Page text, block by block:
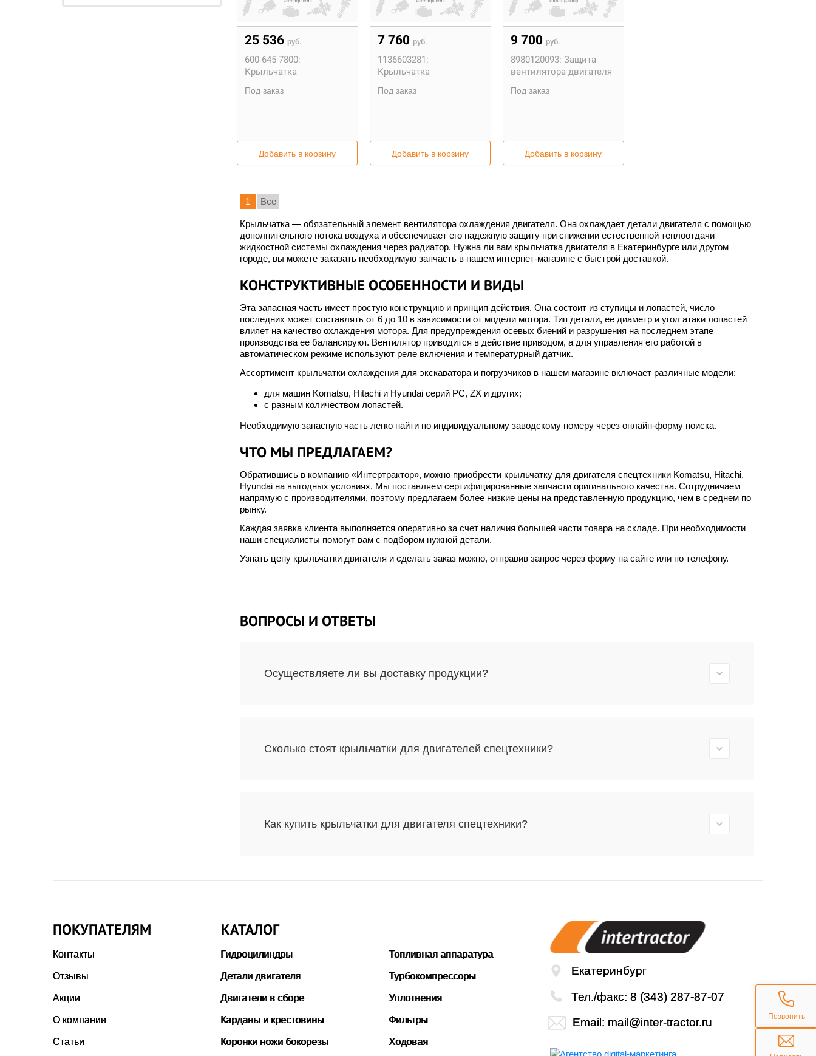
25 536 руб.
600-645-7800:
Крыльчатка
Под заказ
Добавить в корзину
7 760 руб.
1136603281:
Крыльчатка
Под заказ
Добавить в корзину
9 700 руб.
8980120093: Защита
вентилятора двигателя
Под заказ
Добавить в корзину
1 Все
Крыльчатка — обязательный элемент вентилятора охлаждения двигателя. Она охлаждает детали двигателя с помощью
дополнительного потока воздуха и обеспечивает его надежную защиту при снижении естественной теплоотдачи
жидкостной системы охлаждения через радиатор. Нужна ли вам крыльчатка двигателя в Екатеринбурге или другом
городе, вы можете заказать необходимую запчасть в нашем интернет-магазине с быстрой доставкой.
КОНСТРУКТИВНЫЕ ОСОБЕННОСТИ И ВИДЫ
Эта запасная часть имеет простую конструкцию и принцип действия. Она состоит из ступицы и лопастей, число
последних может составлять от 6 до 10 в зависимости от модели мотора. Тип детали, ее диаметр и угол атаки лопастей
влияет на качество охлаждения мотора. Для предупреждения осевых биений и разрушения на последнем этапе
производства ее балансируют. Вентилятор приводится в действие приводом, а для управления его работой в
автоматическом режиме используют реле включения и температурный датчик.
Ассортимент крыльчатки охлаждения для экскаватора и погрузчиков в нашем магазине включает различные модели:
для машин Komatsu, Hitachi и Hyundai серий РС, ZX и других;
с разным количеством лопастей.
Необходимую запасную часть легко найти по индивидуальному заводскому номеру через онлайн-форму поиска.
ЧТО МЫ ПРЕДЛАГАЕМ?
Обратившись в компанию «Интертрактор», можно приобрести крыльчатку для двигателя спецтехники Komatsu, Hitachi,
Hyundai на выгодных условиях. Мы поставляем сертифицированные запчасти оригинального качества. Сотрудничаем
напрямую с производителями, поэтому предлагаем более низкие цены на представленную продукцию, чем в среднем по
рынку.
Каждая заявка клиента выполняется оперативно за счет наличия большей части товара на складе. При необходимости
наши специалисты помогут вам с подбором нужной детали.
Узнать цену крыльчатки двигателя и сделать заказ можно, отправив запрос через форму на сайте или по телефону.
ВОПРОСЫ И ОТВЕТЫ
Осуществляете ли вы доставку продукции?
Сколько стоят крыльчатки для двигателей спецтехники?
Как купить крыльчатки для двигателя спецтехники?
ПОКУПАТЕЛЯМ
Контакты
Отзывы
Акции
О компании
Статьи
КАТАЛОГ
Гидроцилиндры
Детали двигателя
Двигатели в сборе
Карданы и крестовины
Коронки ножи бокорезы
Топливная аппаратура
Турбокомпрессоры
Уплотнения
Фильтры
Ходовая
Екатеринбург
Тел./факс: 8 (343) 287-87-07
Email: mail@inter-tractor.ru Позвонить